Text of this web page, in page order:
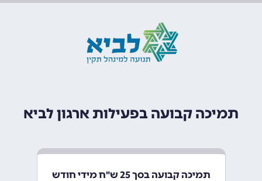
תמיכה קבועה בפעילות ארגון לביא
תמיכה קבועה בסך 25 ש"ח מידי חודש